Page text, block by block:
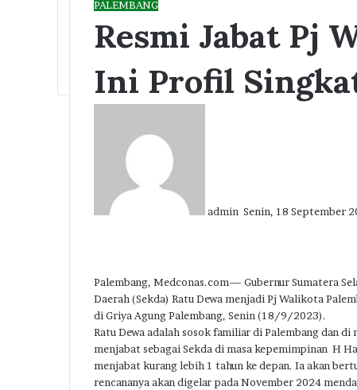
PALEMBANG
Resmi Jabat Pj
Ini Profil
admin Senin, 18 September
Palembang, Medconas.com— Gubernur Sumatera
Daerah (Sekda) Ratu Dewa menjadi Pj Walikota
di Griya Agung Palembang, Senin (18/9/2023).
Ratu Dewa adalah sosok familiar di Palembang dan
menjabat sebagai Sekda di masa kepemimpinan H
menjabat kurang lebih 1 tahun ke depan. Ia akan
rencananya akan digelar pada November 2024